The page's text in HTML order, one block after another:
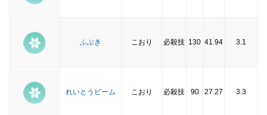
ふぶき こおり 必殺技 130 41.94 3.1
れいとうビーム こおり 必殺技 90 27.27 3.3